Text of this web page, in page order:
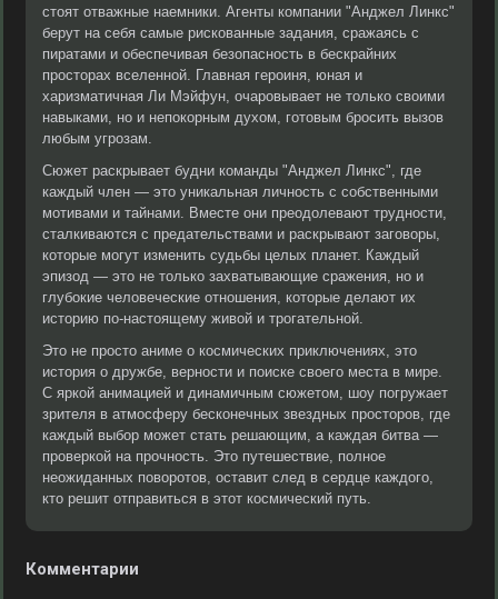
стоят отважные наемники. Агенты компании "Анджел Линкс"
берут на себя самые рискованные задания, сражаясь с
пиратами и обеспечивая безопасность в бескрайних
просторах вселенной. Главная героиня, юная и
харизматичная Ли Мэйфун, очаровывает не только своими
навыками, но и непокорным духом, готовым бросить вызов
любым угрозам.
Сюжет раскрывает будни команды "Анджел Линкс", где
каждый член — это уникальная личность с собственными
мотивами и тайнами. Вместе они преодолевают трудности,
сталкиваются с предательствами и раскрывают заговоры,
которые могут изменить судьбы целых планет. Каждый
эпизод — это не только захватывающие сражения, но и
глубокие человеческие отношения, которые делают их
историю по-настоящему живой и трогательной.
Это не просто аниме о космических приключениях, это
история о дружбе, верности и поиске своего места в мире.
С яркой анимацией и динамичным сюжетом, шоу погружает
зрителя в атмосферу бесконечных звездных просторов, где
каждый выбор может стать решающим, а каждая битва —
проверкой на прочность. Это путешествие, полное
неожиданных поворотов, оставит след в сердце каждого,
кто решит отправиться в этот космический путь.
Комментарии